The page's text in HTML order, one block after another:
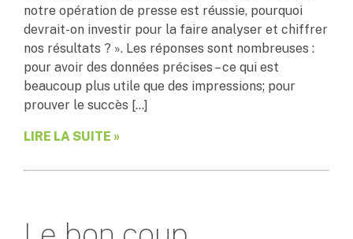
notre opération de presse est réussie, pourquoi
devrait-on investir pour la faire analyser et chiffrer
nos résultats ? ». Les réponses sont nombreuses :
pour avoir des données précises – ce qui est
beaucoup plus utile que des impressions; pour
prouver le succès […]
LIRE LA SUITE »